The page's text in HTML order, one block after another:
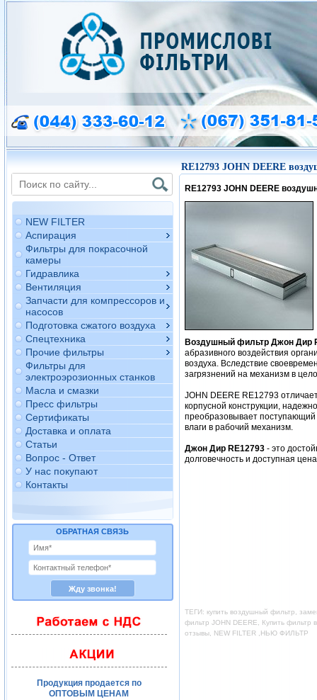
NEW FILTER
Аспирация
Фильтры для покрасочной
камеры
Гидравлика
Вентиляция
Запчасти для компрессоров и
насосов
Подготовка сжатого воздуха
Спецтехника
Прочие фильтры
Фильтры для
электроэрозионных станков
Масла и смазки
Пресс фильтры
Сертификаты
Доставка и оплата
Статьи
Вопрос - Ответ
У нас покупают
Контакты
ОБРАТНАЯ СВЯЗЬ
Продукция продается по
ОПТОВЫМ ЦЕНАМ
RE12793 JOHN DEERE
RE12793 JOHN DEERE
Воздушный фильтр Джон Дир
абразивного воздействия
воздуха. Вследствие
загрязнений на механизм в
JOHN DEERE RE12793
корпусной конструкции,
преобразовывает поступающий
влаги в рабочий механизм.
Джон Дир RE12793 - это
долговечность и доступная
ТЕГИ: купить воздушный фильтр,
фильтр JOHN DEERE, Купить фильтр
отзывы, NEW FILTER ,НЬЮ ФИЛЬТР